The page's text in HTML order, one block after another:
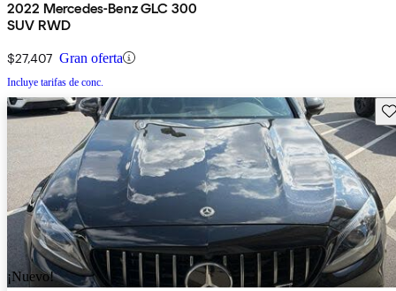
2022 Mercedes-Benz GLC 300
SUV RWD
$27,407 Gran oferta
Incluye tarifas de conc.
¡Nuevo!